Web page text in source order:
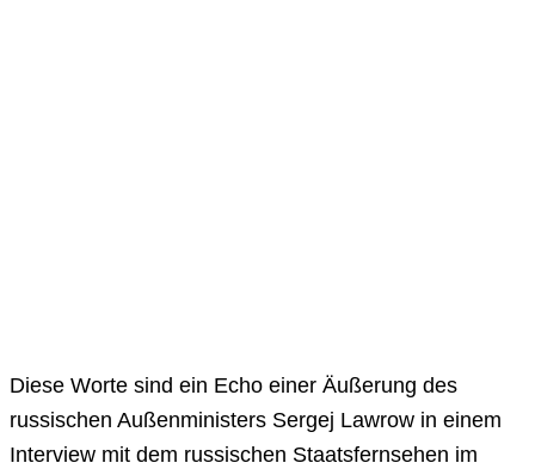
Diese Worte sind ein Echo einer Äußerung des
russischen Außenministers Sergej Lawrow in einem
Interview mit dem russischen Staatsfernsehen im